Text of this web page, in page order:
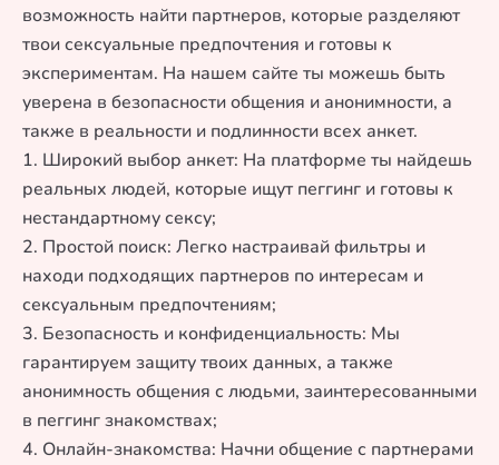
возможность найти партнеров, которые разделяют
твои сексуальные предпочтения и готовы к
экспериментам. На нашем сайте ты можешь быть
уверена в безопасности общения и анонимности, а
также в реальности и подлинности всех анкет.
1. Широкий выбор анкет: На платформе ты найдешь
реальных людей, которые ищут пеггинг и готовы к
нестандартному сексу;
2. Простой поиск: Легко настраивай фильтры и
находи подходящих партнеров по интересам и
сексуальным предпочтениям;
3. Безопасность и конфиденциальность: Мы
гарантируем защиту твоих данных, а также
анонимность общения с людьми, заинтересованными
в пеггинг знакомствах;
4. Онлайн-знакомства: Начни общение с партнерами